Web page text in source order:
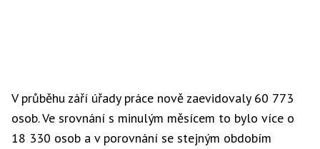
V průběhu září úřady práce nově zaevidovaly 60 773
osob. Ve srovnání s minulým měsícem to bylo více o
18 330 osob a v porovnání se stejným obdobím